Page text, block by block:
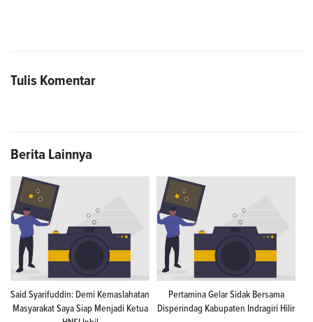
Tulis Komentar
Berita Lainnya
Said Syarifuddin: Demi Kemaslahatan
Masyarakat Saya Siap Menjadi Ketua
Pertamina Gelar Sidak Bersama
Disperindag Kabupaten Indragiri Hilir